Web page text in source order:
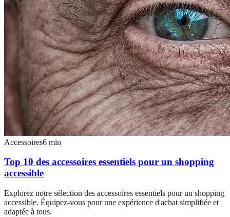
Accessoires6 min
Top 10 des accessoires essentiels pour un shopping
accessible
Explorez notre sélection des accessoires essentiels pour un shopping
accessible. Équipez-vous pour une expérience d'achat simplifiée et
adaptée à tous.